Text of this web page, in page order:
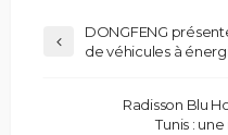
DONGFENG
de véhicules à
Radisson Blu
Tunis :